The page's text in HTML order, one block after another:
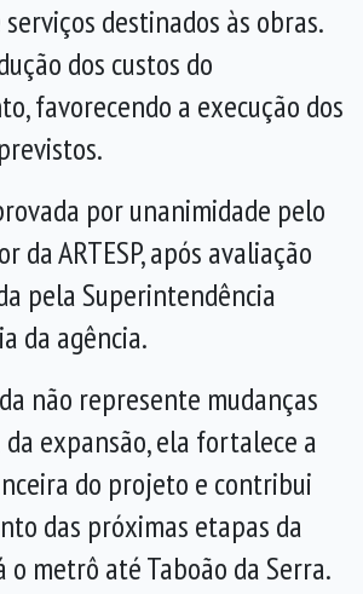
destinados às obras.
dos custos do
favorecendo a execução dos
por unanimidade pelo
da ARTESP, após avaliação
pela Superintendência
da agência.
não represente mudanças
expansão, ela fortalece a
do projeto e contribui
das próximas etapas da
o metrô até Taboão da Serra.